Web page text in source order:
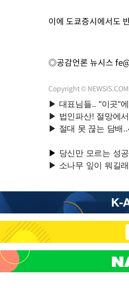
이에 도쿄증시에서도
◎공감언론 뉴시스
Copyright ©